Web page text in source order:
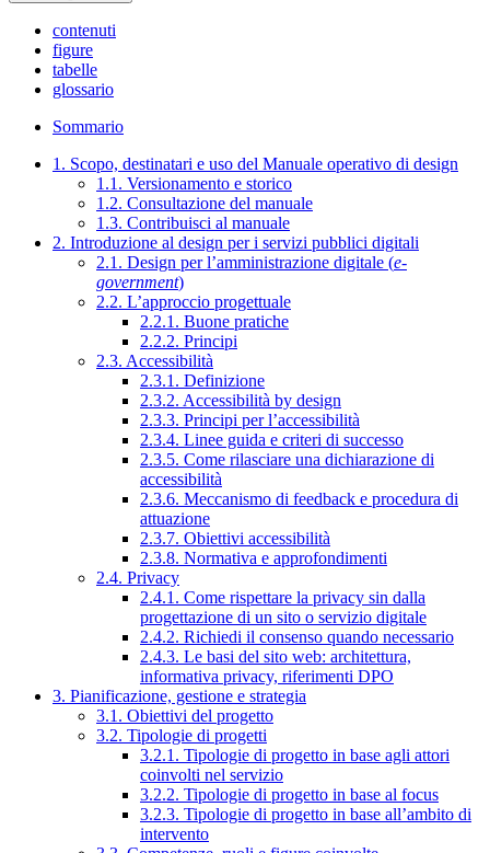
contenuti
figure
tabelle
glossario
Sommario
1. Scopo, destinatari e uso del Manuale operativo di design
1.1. Versionamento e storico
1.2. Consultazione del manuale
1.3. Contribuisci al manuale
2. Introduzione al design per i servizi pubblici digitali
2.1. Design per l’amministrazione digitale (e-
government)
2.2. L’approccio progettuale
2.2.1. Buone pratiche
2.2.2. Principi
2.3. Accessibilità
2.3.1. Definizione
2.3.2. Accessibilità by design
2.3.3. Principi per l’accessibilità
2.3.4. Linee guida e criteri di successo
2.3.5. Come rilasciare una dichiarazione di
accessibilità
2.3.6. Meccanismo di feedback e procedura di
attuazione
2.3.7. Obiettivi accessibilità
2.3.8. Normativa e approfondimenti
2.4. Privacy
2.4.1. Come rispettare la privacy sin dalla
progettazione di un sito o servizio digitale
2.4.2. Richiedi il consenso quando necessario
2.4.3. Le basi del sito web: architettura,
informativa privacy, riferimenti DPO
3. Pianificazione, gestione e strategia
3.1. Obiettivi del progetto
3.2. Tipologie di progetti
3.2.1. Tipologie di progetto in base agli attori
coinvolti nel servizio
3.2.2. Tipologie di progetto in base al focus
3.2.3. Tipologie di progetto in base all’ambito di
intervento